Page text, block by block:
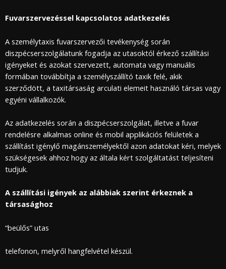
Fuvarszervezéssel kapcsolatos adatkezelés
A személytaxis fuvarszervezői tevékenység során
diszpécserszolgálatunk fogadja az utasoktól érkező szállítási
igényeket és azokat szervezett, automata vagy manuális
formában továbbítja a személyszállító taxik felé, akik
szerződött, a taxitársaság arculati elemeit használó társas vagy
egyéni vállalkozók.
Az adatkezelés során a diszpécserszolgálat, illetve a fuvar
rendelésre alkalmas online és mobil applikációs felületek a
szállítást igénylő magánszemélyektől azon adatokat kéri, melyek
szükségesek ahhoz hogy az általa kért szolgáltatást teljesíteni
tudjuk.
A szállítási igények az alábbiak szerint érkeznek a
társasághoz
“beülős” utas
telefonon, melyről hangfelvétel készül.